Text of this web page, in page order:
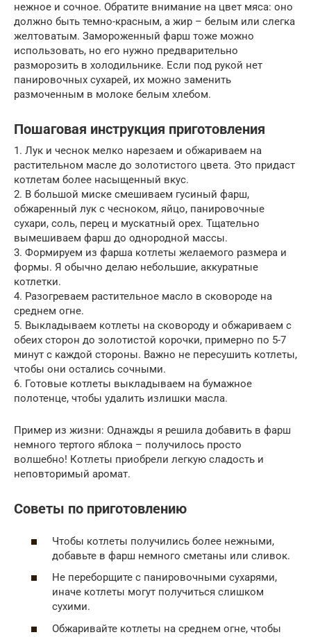
нежное и сочное. Обратите внимание на цвет мяса: оно
должно быть темно-красным, а жир – белым или слегка
желтоватым. Замороженный фарш тоже можно
использовать, но его нужно предварительно
разморозить в холодильнике. Если под рукой нет
панировочных сухарей, их можно заменить
размоченным в молоке белым хлебом.
Пошаговая инструкция приготовления
1. Лук и чеснок мелко нарезаем и обжариваем на
растительном масле до золотистого цвета. Это придаст
котлетам более насыщенный вкус.
2. В большой миске смешиваем гусиный фарш,
обжаренный лук с чесноком, яйцо, панировочные
сухари, соль, перец и мускатный орех. Тщательно
вымешиваем фарш до однородной массы.
3. Формируем из фарша котлеты желаемого размера и
формы. Я обычно делаю небольшие, аккуратные
котлетки.
4. Разогреваем растительное масло в сковороде на
среднем огне.
5. Выкладываем котлеты на сковороду и обжариваем с
обеих сторон до золотистой корочки, примерно по 5-7
минут с каждой стороны. Важно не пересушить котлеты,
чтобы они остались сочными.
6. Готовые котлеты выкладываем на бумажное
полотенце, чтобы удалить излишки масла.
Пример из жизни: Однажды я решила добавить в фарш
немного тертого яблока – получилось просто
волшебно! Котлеты приобрели легкую сладость и
неповторимый аромат.
Советы по приготовлению
Чтобы котлеты получились более нежными,
добавьте в фарш немного сметаны или сливок.
Не переборщите с панировочными сухарями,
иначе котлеты могут получиться слишком
сухими.
Обжаривайте котлеты на среднем огне, чтобы